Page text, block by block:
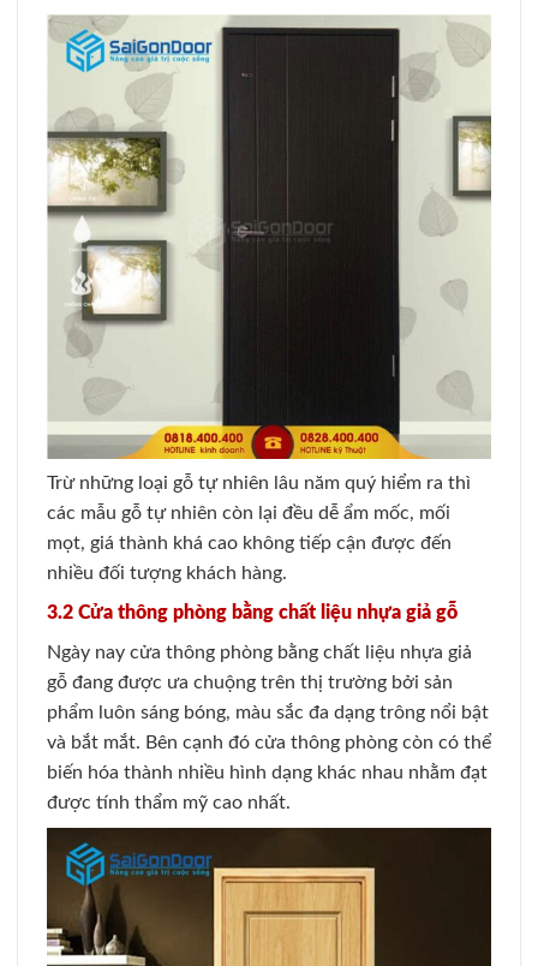
Trừ những loại gỗ tự nhiên lâu năm quý hiểm ra thì
các mẫu gỗ tự nhiên còn lại đều dễ ẩm mốc, mối
mọt, giá thành khá cao không tiếp cận được đến
nhiều đối tượng khách hàng.
3.2 Cửa thông phòng bằng chất liệu nhựa giả gỗ
Ngày nay cửa thông phòng bằng chất liệu nhựa giả
gỗ đang được ưa chuộng trên thị trường bởi sản
phẩm luôn sáng bóng, màu sắc đa dạng trông nổi bật
và bắt mắt. Bên cạnh đó cửa thông phòng còn có thể
biến hóa thành nhiều hình dạng khác nhau nhằm đạt
được tính thẩm mỹ cao nhất.